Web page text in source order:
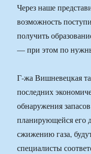
Через наше
возможность
получить
— при этом по
Г-жа Вишневецкая
последних
обнаружения
планирующейся его
сжижению газа,
специалисты